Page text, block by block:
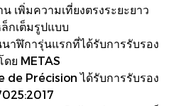
เพิ่มความเที่ยงตรงระยะยาว
กเต็มรูปแบบ
าฬิการุ่นแรกที่ได้รับการรับรอง
ย METAS
Précision ได้รับการรับรอง